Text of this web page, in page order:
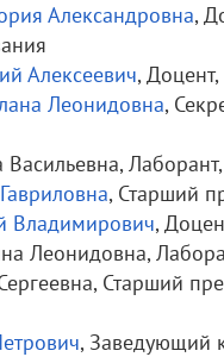
Александровна,
Алексеевич,
Леонидовна,
Васильевна,
, Старший
Владимирович,
Леонидовна,
Старший
, Заведующий